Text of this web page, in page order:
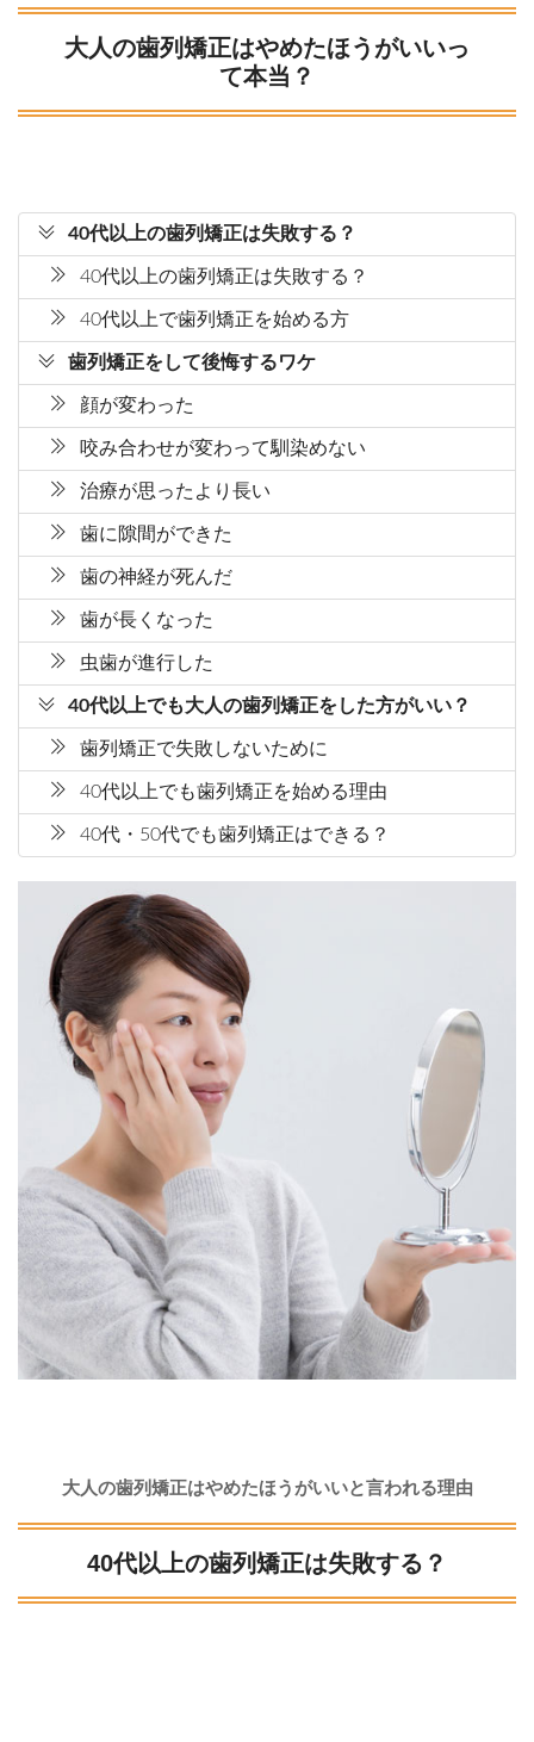
大人の歯列矯正はやめたほうがいいっ
て本当？
40代以上の歯列矯正は失敗する？
40代以上の歯列矯正は失敗する？
40代以上で歯列矯正を始める方
歯列矯正をして後悔するワケ
顔が変わった
咬み合わせが変わって馴染めない
治療が思ったより長い
歯に隙間ができた
歯の神経が死んだ
歯が長くなった
虫歯が進行した
40代以上でも大人の歯列矯正をした方がいい？
歯列矯正で失敗しないために
40代以上でも歯列矯正を始める理由
40代・50代でも歯列矯正はできる？
大人の歯列矯正はやめたほうがいいと言われる理由
40代以上の歯列矯正は失敗する？